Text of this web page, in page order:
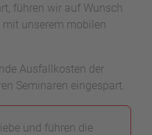
führen wir auf Wunsch
unserem mobilen
Ausfallkosten der
Seminaren eingespart.
und führen die